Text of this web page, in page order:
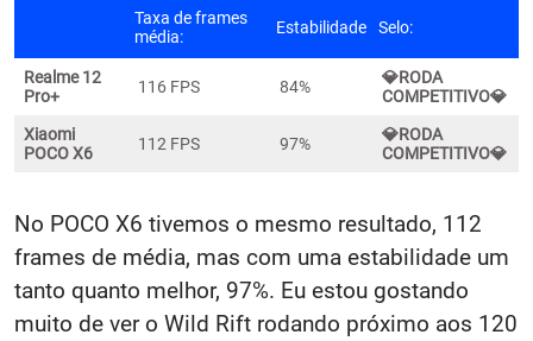
Taxa de frames
média:
Estabilidade Selo:
Realme 12
Pro+
116 FPS 84%
💎RODA
COMPETITIVO💎
Xiaomi
POCO X6
112 FPS 97%
💎RODA
COMPETITIVO💎
No POCO X6 tivemos o mesmo resultado, 112
frames de média, mas com uma estabilidade um
tanto quanto melhor, 97%. Eu estou gostando
muito de ver o Wild Rift rodando próximo aos 120